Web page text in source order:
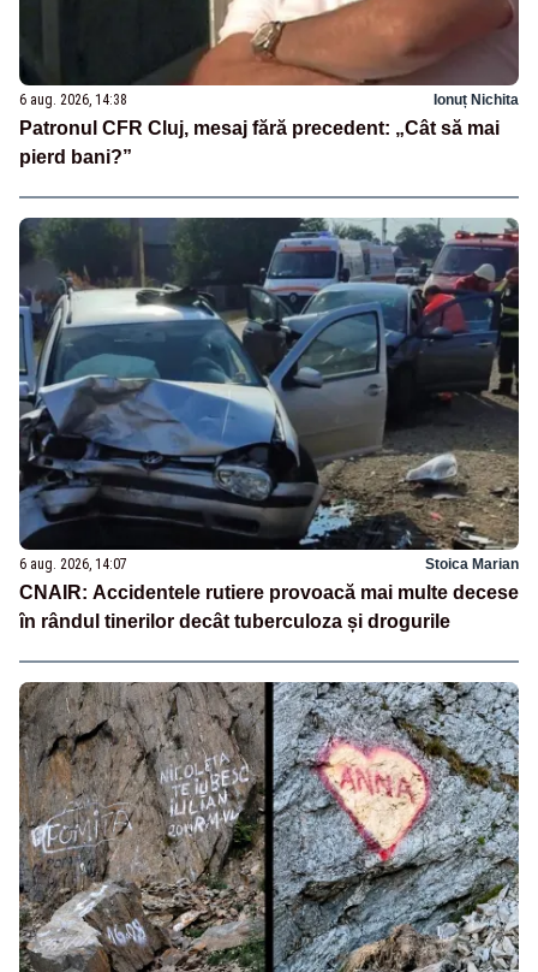
6 aug. 2026, 14:38 Ionuț Nichita
Patronul CFR Cluj, mesaj fără precedent: „Cât să mai
pierd bani?”
6 aug. 2026, 14:07 Stoica Marian
CNAIR: Accidentele rutiere provoacă mai multe decese
în rândul tinerilor decât tuberculoza și drogurile